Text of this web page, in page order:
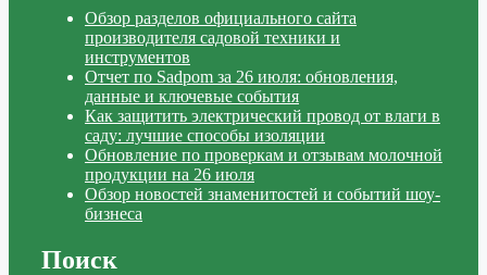
Обзор разделов официального сайта
производителя садовой техники и
инструментов
Отчет по Sadpom за 26 июля: обновления,
данные и ключевые события
Как защитить электрический провод от влаги в
саду: лучшие способы изоляции
Обновление по проверкам и отзывам молочной
продукции на 26 июля
Обзор новостей знаменитостей и событий шоу-
бизнеса
Поиск